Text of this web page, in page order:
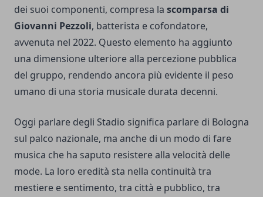
dei suoi componenti, compresa la scomparsa di
Giovanni Pezzoli, batterista e cofondatore,
avvenuta nel 2022. Questo elemento ha aggiunto
una dimensione ulteriore alla percezione pubblica
del gruppo, rendendo ancora più evidente il peso
umano di una storia musicale durata decenni.
Oggi parlare degli Stadio significa parlare di Bologna
sul palco nazionale, ma anche di un modo di fare
musica che ha saputo resistere alla velocità delle
mode. La loro eredità sta nella continuità tra
mestiere e sentimento, tra città e pubblico, tra